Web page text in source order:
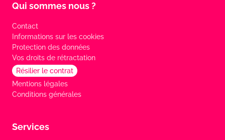
Qui sommes nous ?
Contact
Informations sur les cookies
Protection des données
Vos droits de rétractation
Résilier le contrat
Mentions légales
Conditions générales
Services